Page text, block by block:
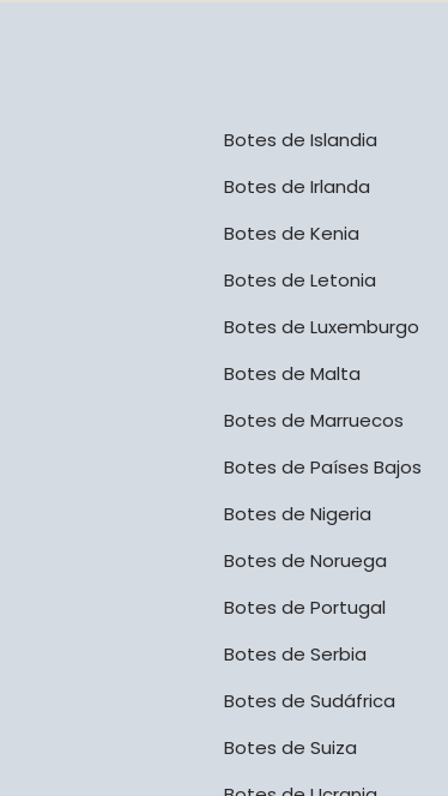
Botes de Islandia
Botes de Irlanda
Botes de Kenia
Botes de Letonia
Botes de Luxemburgo
Botes de Malta
Botes de Marruecos
Botes de Países Bajos
Botes de Nigeria
Botes de Noruega
Botes de Portugal
Botes de Serbia
Botes de Sudáfrica
Botes de Suiza